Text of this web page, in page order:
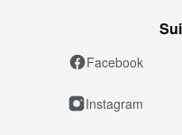
Facebook
Instagram